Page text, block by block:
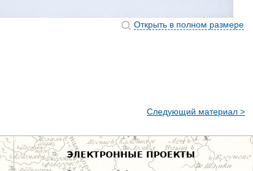
Открыть в полном размере
Следующий материал >
ЭЛЕКТРОННЫЕ ПРОЕКТЫ